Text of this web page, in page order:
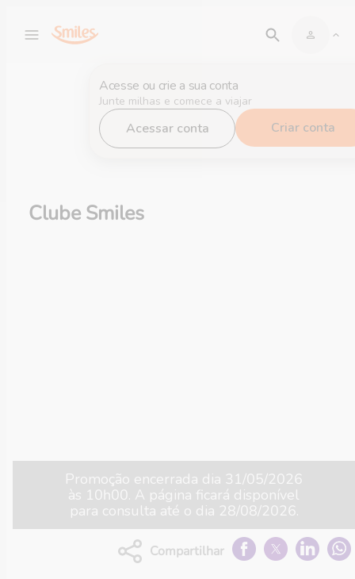
Acesse ou crie a sua conta
Junte milhas e comece a viajar
Acessar conta Criar conta
Clube Smiles
Promoção encerrada dia 31/05/2026
às 10h00. A página ficará disponível
para consulta até o dia 28/08/2026.
Compartilhar